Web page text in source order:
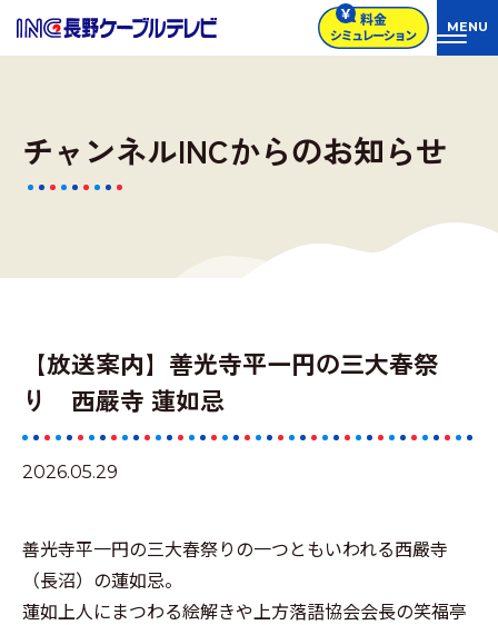
チャンネルINCからのお知らせ
【放送案内】善光寺平一円の三大春祭
り 西嚴寺 蓮如忌
2026.05.29
善光寺平一円の三大春祭りの一つともいわれる西嚴寺
（長沼）の蓮如忌。
蓮如上人にまつわる絵解きや上方落語協会会長の笑福亭